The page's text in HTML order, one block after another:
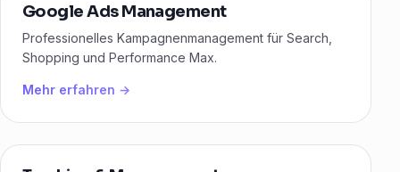
Google Ads Management
Professionelles Kampagnenmanagement für Search,
Shopping und Performance Max.
Mehr erfahren →